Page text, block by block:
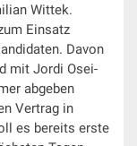
Wittek.
Einsatz
Davon
mit Jordi Osei-
abgeben
Vertrag in
es bereits erste